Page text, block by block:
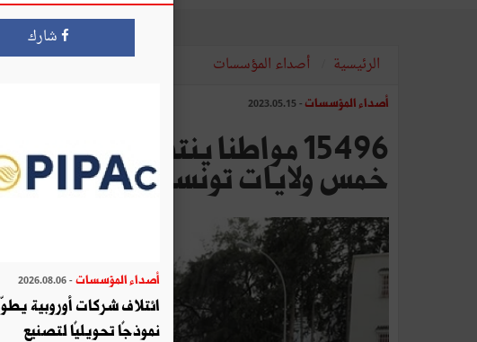
الرئيسية أصداء المؤسسات
أصداء المؤسسات - 2023.05.15
15496 مواطنا ينتفعون
خمس ولايات تونسية
شارك
أصداء المؤسسات - 2026.08.06
ائتلاف شركات أوروبية
نموذجًا تحويليًا لتصنيع